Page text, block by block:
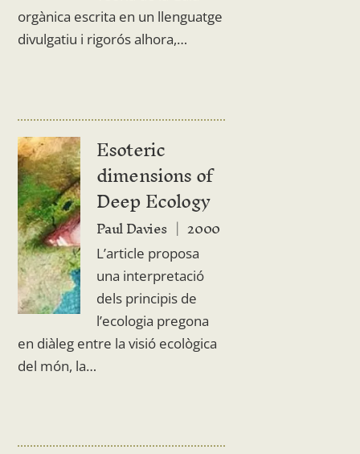
orgànica escrita en un llenguatge
divulgatiu i rigorós alhora,…
Esoteric
dimensions of
Deep Ecology
Paul Davies 2000
L’article proposa
una interpretació
dels principis de
l’ecologia pregona
en diàleg entre la visió ecològica
del món, la…